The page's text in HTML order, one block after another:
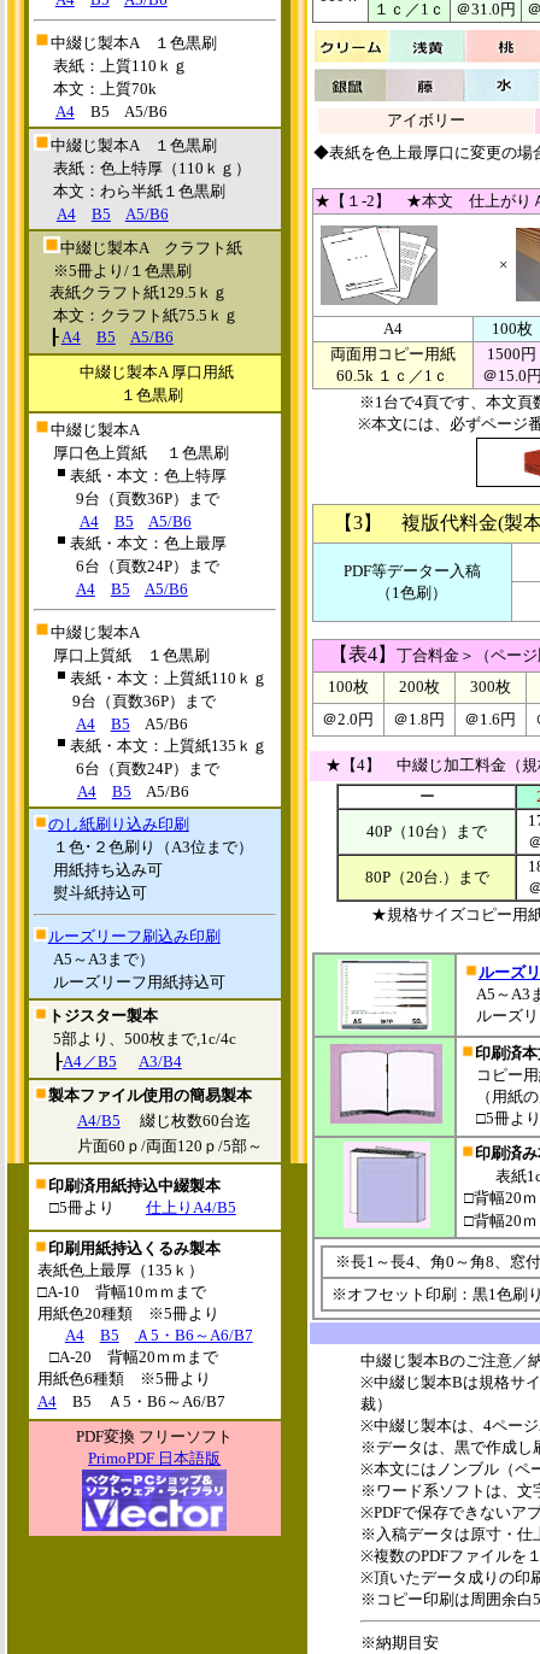
中綴じ製本A
１色黒刷
表紙： 上質110ｋｇ
本文：上質70k
A4B5 A5/B6
中綴じ製本A
１色黒刷
表紙：色上特厚（110ｋｇ）
本文：わら半紙１色黒刷
A4
B5
A5/B6
中綴じ製本Aクラフト紙
※5冊より/１色黒刷
表紙クラフト紙129.5ｋｇ
本文：クラフト紙75.5ｋｇ
┠A4 B5
A5/B6
中綴じ製本A厚口用紙
１色黒刷
中綴じ製本A
厚口色上質紙
１色黒刷
表紙・本文 ：色上特厚
9台（頁数36P）まで
A4
B5
A5/B6
表紙・本文 ：色上最厚
6台（頁数24P）まで
A4
B5 A5/B6
中綴じ製本A
厚口上質紙
１色黒刷
表紙・本文 ：上質紙110ｋｇ
9台（頁数36P）まで
A4
B5 A5/B6
表紙・本文 ：上質紙135ｋｇ
6台（頁数24P）まで
A4
B5 A5/B6
のし紙刷り込み印刷
１色･２色刷り（A3位まで）
用紙持ち込み可
熨斗紙持込可
ルーズリーフ刷込み印刷
A5～A3まで）
ルーズリーフ用紙持込可
トジスター製本
5部より、500枚まで,1c/4c
┠A4／B5
A3/B4
製本ファイル使用の簡易製本
A4/B5 綴じ枚数60台迄
片面60ｐ/両面120ｐ/5部～
印刷済用紙持込中綴製本
□5冊より 仕上りA4/B5
印刷用紙持込くるみ製本
表紙色上最厚（135ｋ）
□A-10 背幅10ｍｍまで
用紙色20種類 ※5冊より
A4
B5
Ａ5・B6～A6/B7
□A-20 背幅20ｍｍまで
用紙色6種類 ※5冊より
A4B5 Ａ5・B6～A6/B7
PDF変換 フリーソフト
PrimoPDF 日本語版
１ｃ／1ｃ
＠31.0円
アイボリー
◆表紙を色上最厚口に変更
★【１-2】 ★本文 仕上がりＡ
×
A4
100枚
両面用コピー用紙
60.5k １ｃ／1ｃ
1500円
＠15.0
※1台で4頁です、本文頁
※本文には、必ずページ
【3】 複版代料金(製
PDF等データー入稿
（1色刷）
【表4】 丁合料金＞（ペ
100枚
200枚
300枚
＠2.0円
＠1.8円 ＠1.6円
★【4】 中綴じ加工料金（規
ー
40P（10台）まで
80P（20台.）まで
★規格サイズコピー用
ルーズ
A5～A3
ルーズリ
印刷済
コピー用
（用紙の
□5冊より
印刷済
表紙
□背幅20
□背幅20
※長1～長4、角0～角8、窓
※オフセット印刷：黒1色刷
中綴じ製本Bのご注意／
※中綴じ製本Bは規格サ
裁）
※中綴じ製本は、4ペー
※データは、黒で作成し
※本文にはノンブル（ペ
※ワード系ソフトは、文
※PDFで保存できないア
※入稿データは原寸・仕
※複数のPDFファイルを
※頂いたデータ成りの印
※コピー印刷は周囲余白
※納期目安